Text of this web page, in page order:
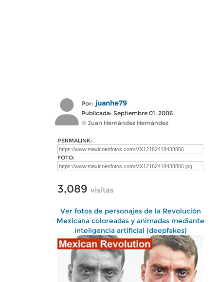
Por: juanhe79
Publicada: Septiembre 01, 2006
© Juan Hernández Hernández
PERMALINK:
FOTO:
3,089 visitas
Ver fotos de personajes de la Revolución
Mexicana coloreadas y animadas mediante
inteligencia artificial (deepfakes)